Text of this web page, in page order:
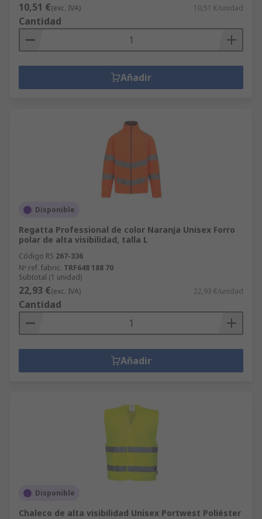
10,51 €(exc. IVA) 10,51 €/unidad
Cantidad
Añadir
Disponible
Regatta Professional de color Naranja Unisex Forro
polar de alta visibilidad, talla L
Código RS 267-336
Nº ref. fabric. TRF648 188 70
Subtotal (1 unidad)
22,93 €(exc. IVA) 22,93 €/unidad
Cantidad
Añadir
Disponible
Chaleco de alta visibilidad Unisex Portwest Poliéster